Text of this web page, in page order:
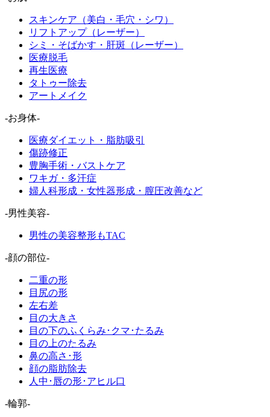
スキンケア（美白・毛穴・シワ）
リフトアップ（レーザー）
シミ・そばかす・肝斑（レーザー）
医療脱毛
再生医療
タトゥー除去
アートメイク
-お身体-
医療ダイエット・脂肪吸引
傷跡修正
豊胸手術・バストケア
ワキガ・多汗症
婦人科形成・女性器形成・膣圧改善など
-男性美容-
男性の美容整形もTAC
-顔の部位-
二重の形
目尻の形
左右差
目の大きさ
目の下のふくらみ･クマ･たるみ
目の上のたるみ
鼻の高さ･形
顔の脂肪除去
人中･唇の形･アヒル口
-輪郭-